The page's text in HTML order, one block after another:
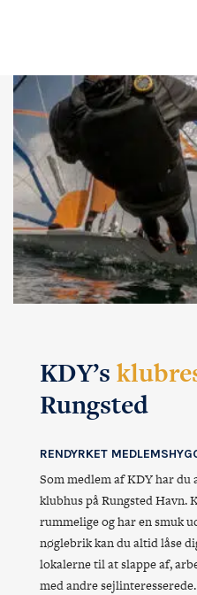
KDY’s
Rungsted
RENDYRKET
Som medlem af KDY har du
klubhus på Rungsted Havn.
rummelige og har en smuk
nøglebrik kan du altid låse
lokalerne til at slappe af,
med andre sejlinteresserede.